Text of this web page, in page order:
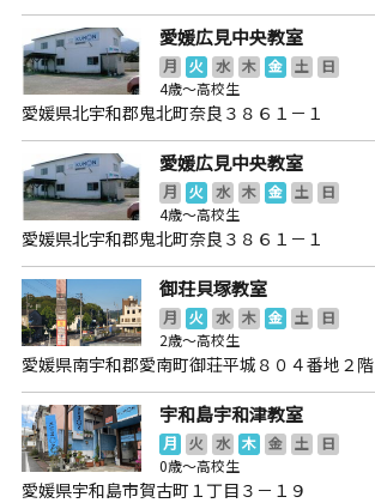
愛媛広見中央教室
月 火 水 木 金 土
日
4歳～高校生
愛媛県北宇和郡鬼北町奈良３８６１－１
愛媛広見中央教室
月 火 水 木 金 土
日
4歳～高校生
愛媛県北宇和郡鬼北町奈良３８６１－１
御荘貝塚教室
月 火 水 木 金 土
日
2歳～高校生
愛媛県南宇和郡愛南町御荘平城８０４番地２階
宇和島宇和津教室
月 火 水 木 金 土
日
0歳～高校生
愛媛県宇和島市賀古町１丁目３－１９